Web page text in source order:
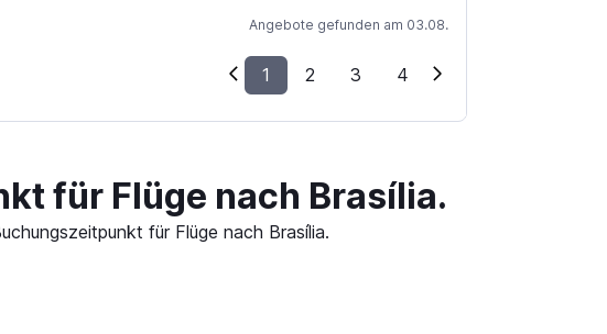
Angebote gefunden am 03.08.
1 2 3 4
für Flüge nach Brasília.
für Flüge nach Brasília.